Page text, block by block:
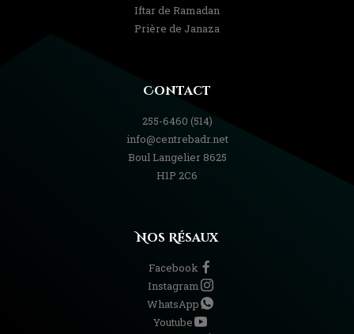
Iftar de Ramadan
Prière de Janaza
Contact
(514) 255-6460
info@centrebadr.net
8625 Boul Langelier
H1P 2C6
Nos Résaux
Facebook
Instagram
WhatsApp
Youtube